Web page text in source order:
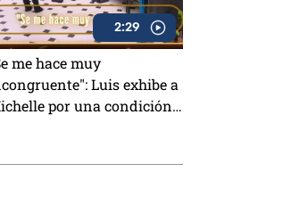
2:29
me hace muy
Luis exhibe a
por una condición